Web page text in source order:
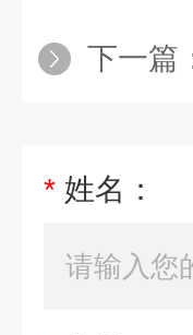
下一篇
* 姓名：